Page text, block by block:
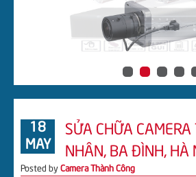
18
MAY
SỬA CHỮA CAMERA
NHÂN, BA ĐÌNH, HÀ
Posted by Camera Thành Công